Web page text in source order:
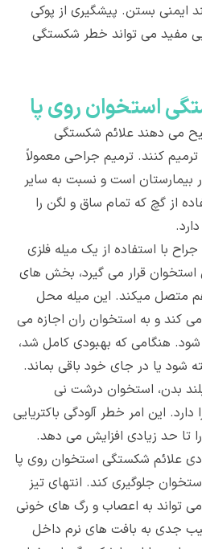
ایمنی بستن. پیشگیری از پوکی
مفید می تواند خطر شکستگی
استخوان روی پا
می دهند علائم شکستگی
کنند. ترمیم جراحی معمولاً
بیمارستان است و نسبت به سایر
از گچ که تمام ساق و لگن را
با استفاده از یک میله فلزی
قرار می گیرد، بخش های
متصل میکند. این میله محل
کند و به استخوان ران اجازه می
هنگامی که بهبودی کامل شد،
شود یا در جای خود باقی بماند.
بدن، استخوان درشت نی
این امر خطر آلودگی باکتریایی
حد زیادی افزایش می دهد.
علائم شکستگی استخوان روی پا
جلوگیری کند. انتهای تیز
تواند به اعصاب و رگ های خونی
جدی به بافت های نرم داخل